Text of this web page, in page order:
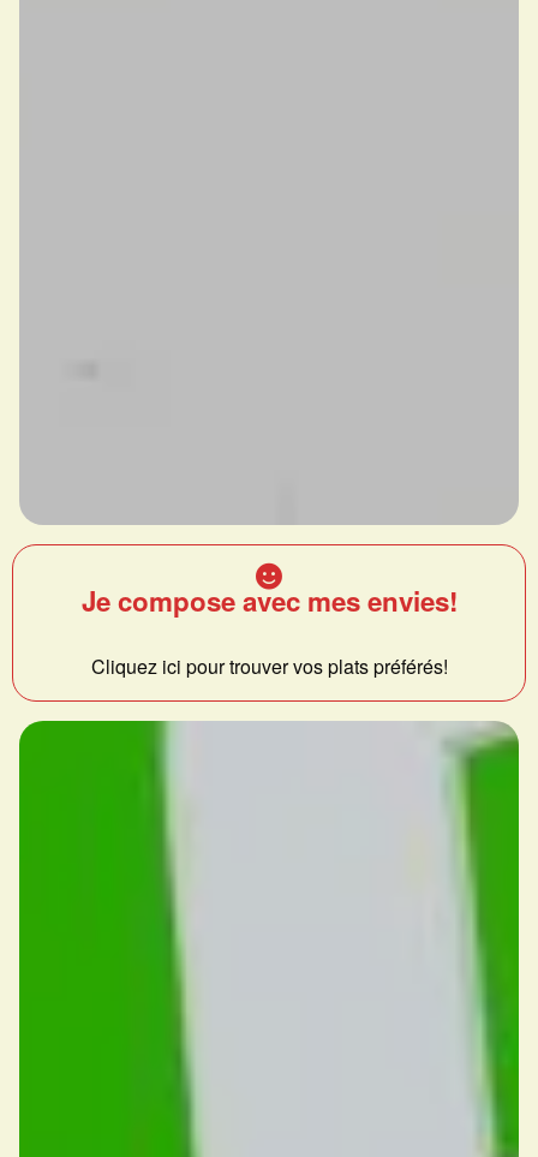
Je compose avec mes envies!
Cliquez ici pour trouver vos plats préférés!